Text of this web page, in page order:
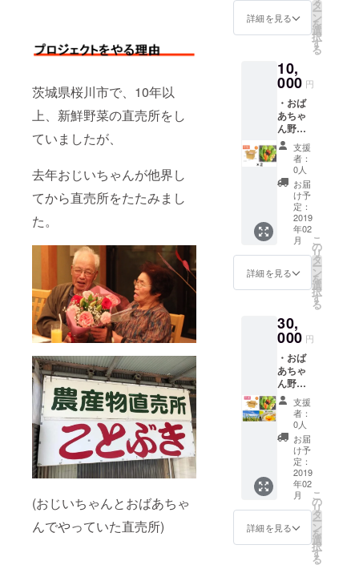
茨城県桜川市で、10年以
上、新鮮野菜の直売所をし
ていましたが、
去年おじいちゃんが他界し
てから直売所をたたみまし
た。
(おじいちゃんとおばあちゃ
んでやっていた直売所)
＊全米ヨガ
ス‐RYT200‐
＊IHTA認定
シニアヨガ
インストラ
クター
＊IHTA認定
マタニティ
ヨガインス
トラクター
＊日本エア
リアルヨガ
協会認定
エアリア
ストラク
＊ネイリス
ト技能検定2
級（2018年8
月合格♪＾
＊ジェル検
＊罠ガール
挑戦中♪（狩
＊農業ガー
います
が、ご
は、お
ばあ
の気ま
ぐれ発
送にな
ります
ので、
ご了承
くださ
いま
せ。
野菜を
お送り
１箱１
箱違う
オリジ
ナル野
菜セッ
トで、
季節の
野菜が
入って
おりま
す。 ※
後程、
出荷時
期の確
認を行
います
が、ご
は、お
ばあ
の気ま
ぐれ発
送にな
ります
ので、
ご了承
くださ
いま
せ。
詳細を見る
タ
ー
ン
を
選
択
す
る
10,
000 円
・おば
あちゃ
ん野菜
セッ
ト 2箱
(８０サ
イズ予
定) (発
送時期
を分
け、月
に1箱程
度の予
定で2か
月にわ
がらの
農法で
育てた
旬の朝
どり野
菜をお
送りい
たしま
す！一
箱一箱
違うオ
リジナ
ル野菜
セット
で、季
節の野
菜が
支援
者：
0人
お届
け予
定：
2019
年02
月
詳細を見る
こ
の
リ
タ
ー
ン
を
選
択
す
る
30,
000 円
・おば
あちゃ
ん野菜
セッ
ト 6箱
(6０サ
イズ予
定) (発
送時期
を分
け、月
に1箱程
度の予
定で6か
月にわ
支援
者：
0人
お届
け予
定：
2019
年02
月
詳細を見る
こ
の
リ
タ
ー
ン
を
選
択
す
る